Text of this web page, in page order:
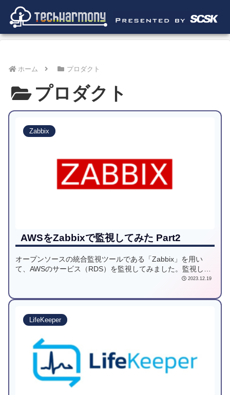
ホーム プロダクト
プロダクト
Zabbix
AWSをZabbixで監視してみた Part2
オープンソースの統合監視ツールである「Zabbix」を用い
て、AWSのサービス（RDS）を監視してみました。監視して
みて感じたことや、監視手順をご紹介させていただきます。
2023.12.19
LifeKeeper